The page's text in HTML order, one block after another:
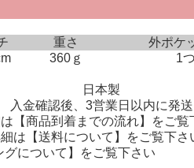
重さ 外ポケ
360ｇ 1つ
日本製
入金確認後、3営業日以内に発送
【商品到着までの流れ】
をご覧
は 【送料について】
をご覧下さ
について】 をご覧下さい